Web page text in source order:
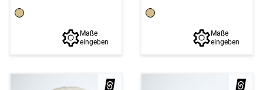
Maße
eingeben
Maße
eingeben